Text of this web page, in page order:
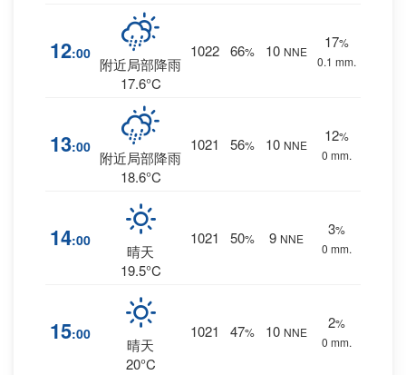
12:00
附近局部降雨
17.6°C
1022 66% 10 NNE
17%
0.1 mm.
13:00
附近局部降雨
18.6°C
1021 56% 10 NNE
12%
0 mm.
14:00
晴天
19.5°C
1021 50% 9 NNE
3%
0 mm.
15:00
晴天
20°C
1021 47% 10 NNE
2%
0 mm.